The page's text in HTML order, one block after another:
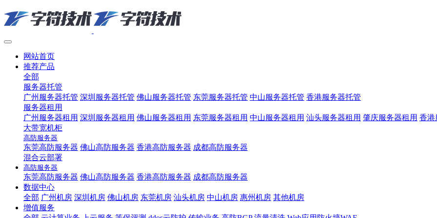
网站首页
推荐产品
全部
服务器托管
广州服务器托管 深圳服务器托管 佛山服务器托管 东莞服务器托管 中山服务器托管 香港服务器托管
服务器租用
广州服务器租用 深圳服务器租用 佛山服务器租用 东莞服务器租用 中山服务器租用 汕头服务器租用 肇庆服务器租用 香港
大带宽机柜
高防服务器
东莞高防服务器 佛山高防服务器 香港高防服务器 成都高防服务器
混合云部署
高防服务器
东莞高防服务器 佛山高防服务器 香港高防服务器 成都高防服务器
数据中心
全部 广州机房 深圳机房 佛山机房 东莞机房 汕头机房 中山机房 惠州机房 其他机房
增值服务